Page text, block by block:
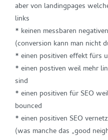
aber von landingpages
links
* keinen messbaren
(conversion kann man nicht
* einen positiven effekt fürs
* einen postiven weil mehr
sind
* einen positiven für SEO
bounced
* einen positiven SEO
(was manche das „good